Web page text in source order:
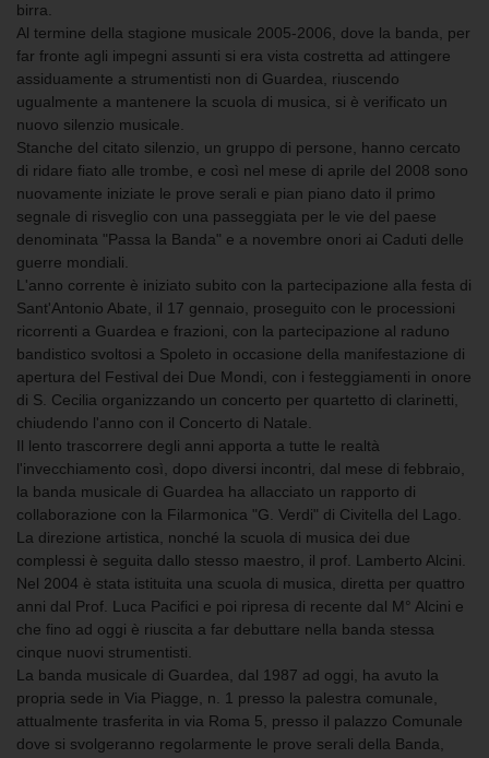
birra.
Al termine della stagione musicale 2005-2006, dove la banda, per
far fronte agli impegni assunti si era vista costretta ad attingere
assiduamente a strumentisti non di Guardea, riuscendo
ugualmente a mantenere la scuola di musica, si è verificato un
nuovo silenzio musicale.
Stanche del citato silenzio, un gruppo di persone, hanno cercato
di ridare fiato alle trombe, e così nel mese di aprile del 2008 sono
nuovamente iniziate le prove serali e pian piano dato il primo
segnale di risveglio con una passeggiata per le vie del paese
denominata "Passa la Banda" e a novembre onori ai Caduti delle
guerre mondiali.
L'anno corrente è iniziato subito con la partecipazione alla festa di
Sant'Antonio Abate, il 17 gennaio, proseguito con le processioni
ricorrenti a Guardea e frazioni, con la partecipazione al raduno
bandistico svoltosi a Spoleto in occasione della manifestazione di
apertura del Festival dei Due Mondi, con i festeggiamenti in onore
di S. Cecilia organizzando un concerto per quartetto di clarinetti,
chiudendo l'anno con il Concerto di Natale.
Il lento trascorrere degli anni apporta a tutte le realtà
l'invecchiamento così, dopo diversi incontri, dal mese di febbraio,
la banda musicale di Guardea ha allacciato un rapporto di
collaborazione con la Filarmonica "G. Verdi" di Civitella del Lago.
La direzione artistica, nonché la scuola di musica dei due
complessi è seguita dallo stesso maestro, il prof. Lamberto Alcini.
Nel 2004 è stata istituita una scuola di musica, diretta per quattro
anni dal Prof. Luca Pacifici e poi ripresa di recente dal M° Alcini e
che fino ad oggi è riuscita a far debuttare nella banda stessa
cinque nuovi strumentisti.
La banda musicale di Guardea, dal 1987 ad oggi, ha avuto la
propria sede in Via Piagge, n. 1 presso la palestra comunale,
attualmente trasferita in via Roma 5, presso il palazzo Comunale
dove si svolgeranno regolarmente le prove serali della Banda,